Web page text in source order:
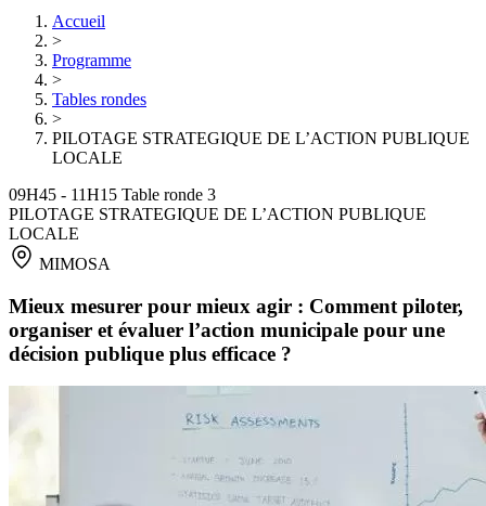
Accueil
>
Programme
>
Tables rondes
>
PILOTAGE STRATEGIQUE DE L’ACTION PUBLIQUE
LOCALE
09H45 - 11H15 Table ronde 3
PILOTAGE STRATEGIQUE DE L’ACTION PUBLIQUE
LOCALE
MIMOSA
Mieux mesurer pour mieux agir : Comment piloter,
organiser et évaluer l’action municipale pour une
décision publique plus efficace ?